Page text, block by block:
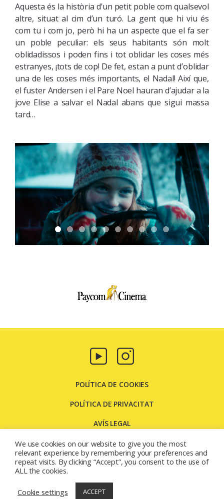
Aquesta és la història d’un petit poble com qualsevol
altre, situat al cim d’un turó. La gent que hi viu és
com tu i com jo, però hi ha un aspecte que el fa ser
un poble peculiar: els seus habitants són molt
oblidadissos i poden fins i tot oblidar les coses més
estranyes, ¡tots de cop! De fet, estan a punt d’oblidar
una de les coses més importants, el Nadal! Així que,
el fuster Andersen i el Pare Noel hauran d’ajudar a la
jove Elise a salvar el Nadal abans que sigui massa
tard…
POLÍTICA DE COOKIES
POLÍTICA DE PRIVACITAT
AVÍS LEGAL
CONTACTE
Carretera Molins de Rei, 131 08205 - Sabadell - Barcelona
© 2026Paycom Multimedia
We use cookies on our website to give you the most
relevant experience by remembering your preferences and
repeat visits. By clicking “Accept”, you consent to the use of
ALL the cookies.
Cookie settings ACCEPT